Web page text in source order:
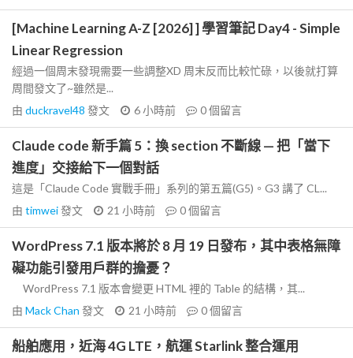
[Machine Learning A-Z [2026] ] 學習筆記 Day4 - Simple
Linear Regression
經過一個周末發現需要一些調整XD 周末反而比較忙碌，以後就打算
周間發文了~雖然是...
由 duckravel48 發文 6 小時前 0個留言
Claude code 新手篇 5：換 section 不斷線 — 把「當下
進度」交接給下一個對話
這是「Claude Code 實戰手冊」系列的第五篇(G5)。G3 講了 CL...
由 timwei發文 21 小時前 0個留言
WordPress 7.1 版本將於 8 月 19 日發布，其中表格無障
礙功能引發用戶群的擔憂？
WordPress 7.1 版本會變更 HTML 裡的 Table 的結構，其...
由 Mack Chan 發文 21 小時前 0個留言
船舶應用，近海 4G LTE，航運 Starlink 整合運用